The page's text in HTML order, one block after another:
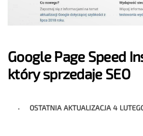
Google Page Speed
który sprzedaje SEO
OSTATNIA AKTUALIZACJA4